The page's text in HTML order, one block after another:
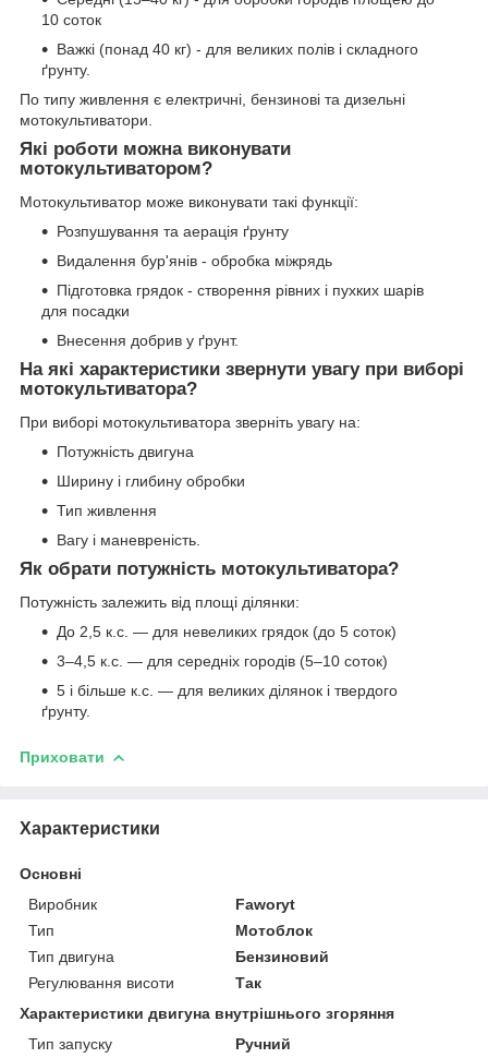
10 соток
Важкі (понад 40 кг) - для великих полів і складного
ґрунту.
По типу живлення є електричні, бензинові та дизельні
мотокультиватори.
Які роботи можна виконувати
мотокультиватором?
Мотокультиватор може виконувати такі функції:
Розпушування та аерація ґрунту
Видалення бур'янів - обробка міжрядь
Підготовка грядок - створення рівних і пухких шарів
для посадки
Внесення добрив у ґрунт.
На які характеристики звернути увагу при виборі
мотокультиватора?
При виборі мотокультиватора зверніть увагу на:
Потужність двигуна
Ширину і глибину обробки
Тип живлення
Вагу і маневреність.
Як обрати потужність мотокультиватора?
Потужність залежить від площі ділянки:
До 2,5 к.с. — для невеликих грядок (до 5 соток)
3–4,5 к.с. — для середніх городів (5–10 соток)
5 і більше к.с. — для великих ділянок і твердого
ґрунту.
Приховати
Характеристики
Основні
Виробник
Faworyt
Тип
Мотоблок
Тип двигуна
Бензиновий
Регулювання висоти
Так
Характеристики двигуна внутрішнього згоряння
Тип запуску
Ручний